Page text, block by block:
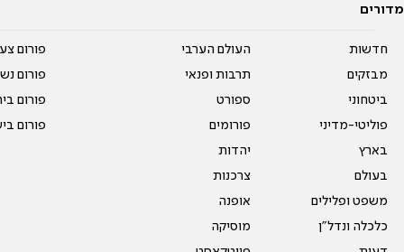
מדורים
חדשות
מבזקים
ביטחוני
פוליטי-מדיני
בארץ
בעולם
משפט ופלילים
כלכלה ונדל"ן
העולם הערבי
תרבות ופנאי
ספורט
פורומים
יהדות
צרכנות
אופנה
מוסיקה
פורום
פורום
פורום
פורום